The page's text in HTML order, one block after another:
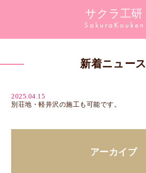
サクラ工研
Sakura Kouken
アーカイブ
新着ニュース
2025.04.15
別荘地・軽井沢の施工も可能です。